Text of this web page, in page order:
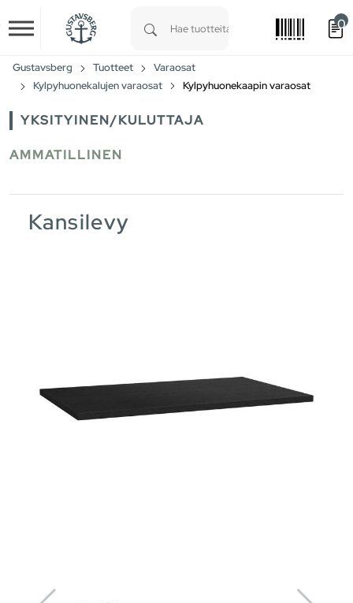
Skip to main content
0
Gustavsberg Tuotteet
Varaosat
Kylpyhuonekalujen varaosat
Kylpyhuonekaapin varaosat
YKSITYINEN/KULUTTAJA
AMMATILLINEN
Kansilevy